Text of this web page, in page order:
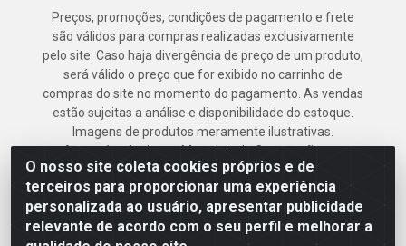
O nosso site coleta cookies próprios e de
terceiros para proporcionar uma experiência
personalizada ao usuário, apresentar publicidade
relevante de acordo com o seu perfil e melhorar a
Preços, promoções, condições de pagamento e frete
são válidos para compras realizadas exclusivamente
pelo site. Caso haja divergência de preço de um produto,
será válido o preço que for exibido no carrinho de
compras do site no momento do pagamento. As vendas
estão sujeitas a análise e disponibilidade do estoque.
Imagens de produtos meramente ilustrativas.
Armazém Jenipapo Materiais de Construção em
Geral LTDA - Rua das Flores, 2691 - Guabiraba,
Recife/PE - CEP 52.291-630 - CNPJ
41.097.379/0001-